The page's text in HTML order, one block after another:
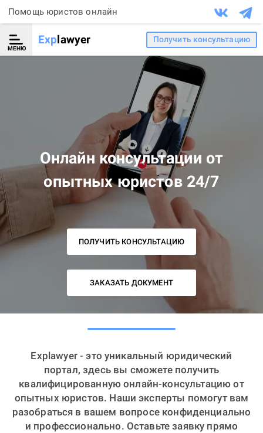
Помощь юристов онлайн
МЕНЮ
Explawyer Получить консультацию
Онлайн консультации от
опытных юристов 24/7
ПОЛУЧИТЬ КОНСУЛЬТАЦИЮ
ЗАКАЗАТЬ ДОКУМЕНТ
Explawyer - это уникальный юридический
портал, здесь вы сможете получить
квалифицированную онлайн-консультацию от
опытных юристов. Наши эксперты помогут вам
разобраться в вашем вопросе конфиденциально
и профессионально. Оставьте заявку прямо